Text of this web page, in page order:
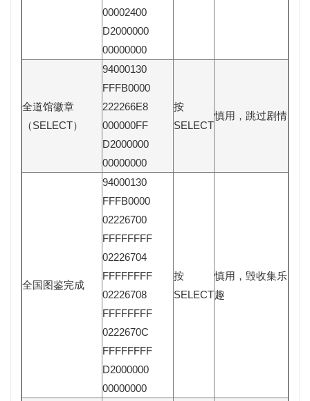
00002400
D2000000
00000000
全道馆徽章
（SELECT）
94000130
FFFB0000
222266E8
000000FF
D2000000
00000000
按
SELECT
慎用，跳过剧情
全国图鉴完成
94000130
FFFB0000
02226700
FFFFFFFF
02226704
FFFFFFFF
02226708
FFFFFFFF
0222670C
FFFFFFFF
D2000000
00000000
按
SELECT
慎用，毁收集乐
趣